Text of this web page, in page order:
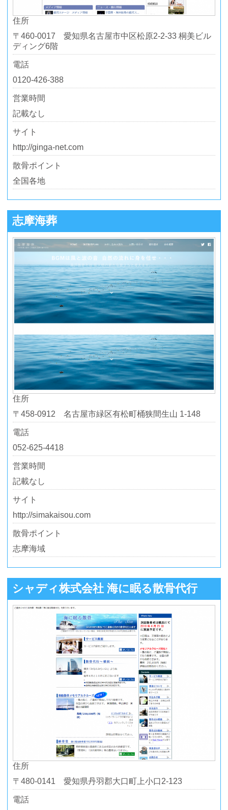
住所
〒460-0017 愛知県名古屋市中区松原2-2-33 桐美ビル
ディング6階
電話
0120-426-388
営業時間
記載なし
サイト
http://ginga-net.com
散骨ポイント
全国各地
志摩海葬
住所
〒458-0912 名古屋市緑区有松町桶狭間生山 1-148
電話
052-625-4418
営業時間
記載なし
サイト
http://simakaisou.com
散骨ポイント
志摩海域
シャディ株式会社 海に眠る散骨代行
住所
〒480-0141 愛知県丹羽郡大口町上小口2-123
電話